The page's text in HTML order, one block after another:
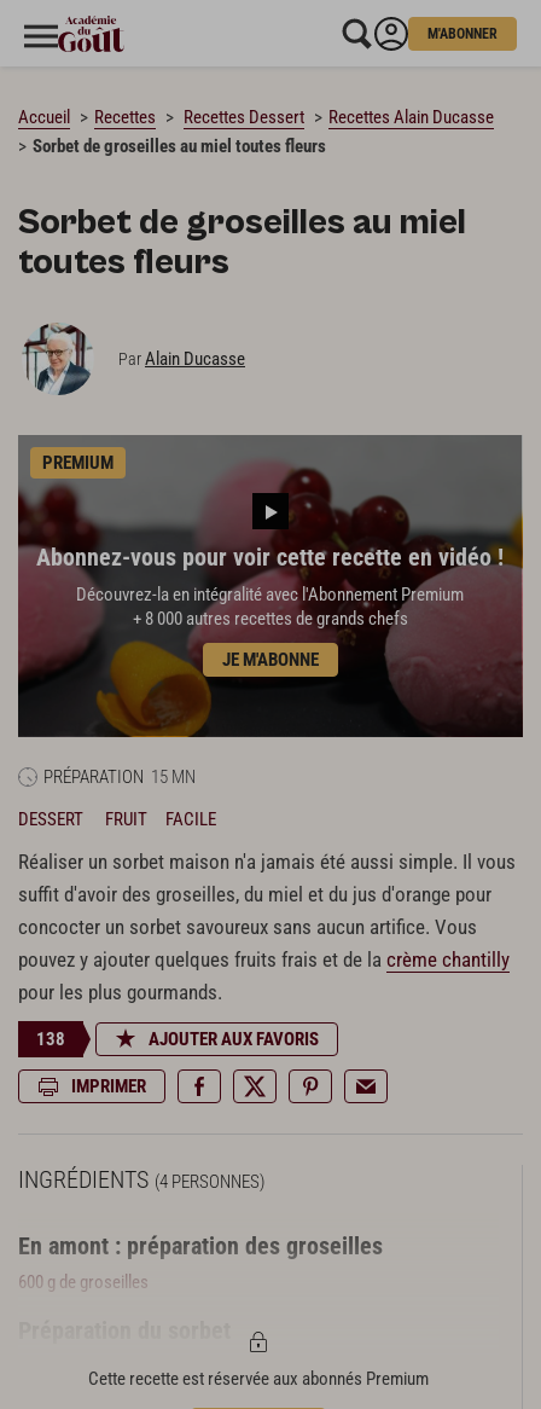
M'ABONNER
Accueil Recettes Recettes Dessert
Recettes Alain Ducasse
Sorbet de groseilles au miel toutes fleurs
Sorbet de groseilles au miel
toutes fleurs
ParAlain Ducasse
PREMIUM
Abonnez-vous pour voir cette recette en vidéo !
Découvrez-la en intégralité avec l'Abonnement Premium
+ 8 000 autres recettes de grands chefs
JE M'ABONNE
PRÉPARATION 15 MN
DESSERT
FRUIT FACILE
Réaliser un sorbet maison n'a jamais été aussi simple. Il vous
suffit d'avoir des groseilles, du miel et du jus d'orange pour
concocter un sorbet savoureux sans aucun artifice. Vous
pouvez y ajouter quelques fruits frais et de la crème chantilly
pour les plus gourmands.
138 AJOUTER AUX FAVORIS
IMPRIMER
INGRÉDIENTS (4 PERSONNES)
En amont : préparation des groseilles
600 g de groseilles
4 c. à s. de miel toutes fleurs
Cette recette est réservée aux abonnés Premium
CHARGEMENT…